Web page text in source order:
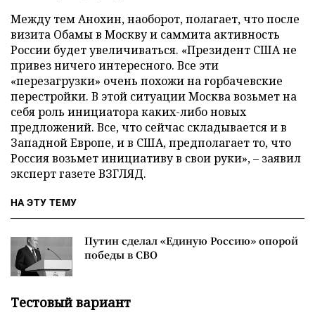
Между тем Анохин, наоборот, полагает, что после
визита Обамы в Москву и саммита активность
России будет увеличиваться. «Президент США не
привез ничего интересного. Все эти
«перезагрузки» очень похожи на горбачевские
перестройки. В этой ситуации Москва возьмет на
себя роль инициатора каких-либо новых
предложений. Все, что сейчас складывается и в
Западной Европе, и в США, предполагает то, что
Россия возьмет инициативу в свои руки», – заявил
эксперт газете ВЗГЛЯД.
НА ЭТУ ТЕМУ
Путин сделал «Единую Россию» опорой
победы в СВО
Тестовый вариант